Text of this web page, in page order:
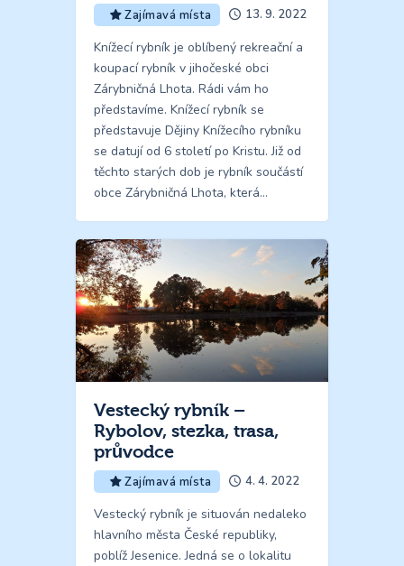
Zajímavá místa 13. 9. 2022
Knížecí rybník je oblíbený rekreační a
koupací rybník v jihočeské obci
Zárybničná Lhota. Rádi vám ho
představíme. Knížecí rybník se
představuje Dějiny Knížecího rybníku
se datují od 6 století po Kristu. Již od
těchto starých dob je rybník součástí
obce Zárybničná Lhota, která…
Vestecký rybník –
Rybolov, stezka, trasa,
průvodce
Zajímavá místa 4. 4. 2022
Vestecký rybník je situován nedaleko
hlavního města České republiky,
poblíž Jesenice. Jedná se o lokalitu